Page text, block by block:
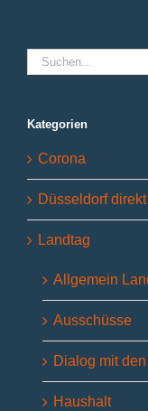
Suche
nach:
Kategorien
Corona
Düsseldorf direkt
Landtag
Allgemein
Ausschüsse
Dialog mit
Haushalt